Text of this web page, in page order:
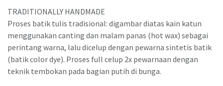
TRADITIONALLY HANDMADE
Proses batik tulis tradisional: digambar diatas kain katun
menggunakan canting dan malam panas (hot wax) sebagai
perintang warna, lalu dicelup dengan pewarna sintetis batik
(batik color dye). Proses full celup 2x pewarnaan dengan
teknik tembokan pada bagian putih di bunga.